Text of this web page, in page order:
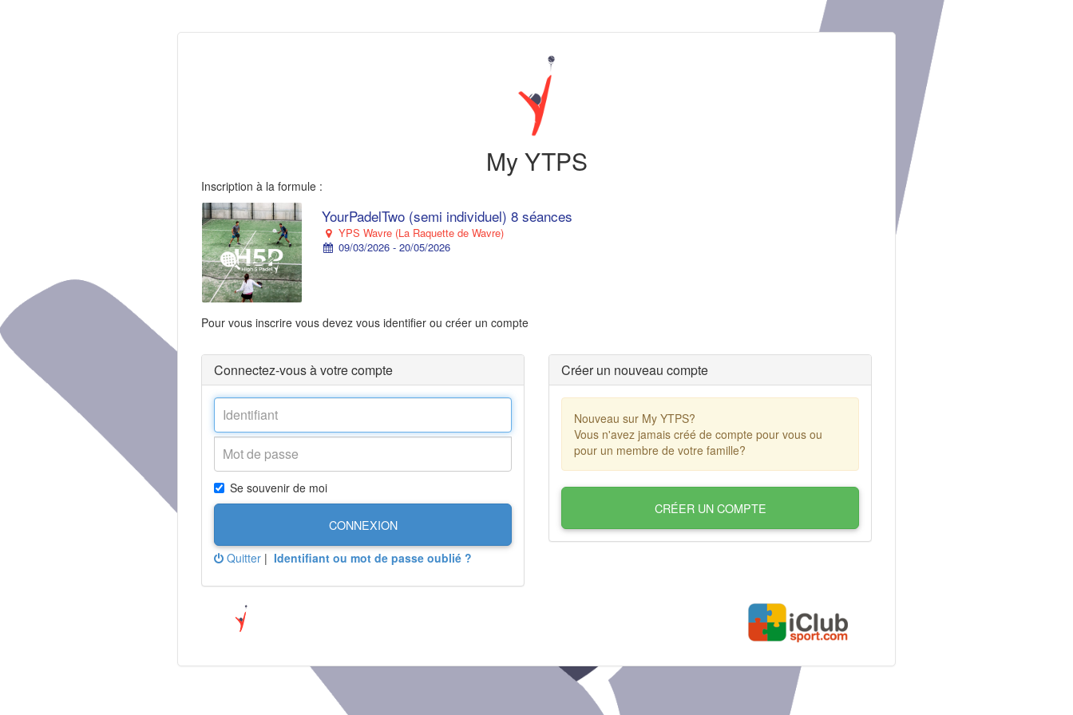
My YTPS
Inscription à la formule :
YourPadelTwo (semi individuel) 8 séances
YPS Wavre (La Raquette de Wavre)
09/03/2026 - 20/05/2026
Pour vous inscrire vous devez vous identifier ou créer un compte
Connectez-vous à votre compte
Se souvenir de moi
CONNEXION
Quitter | Identifiant ou mot de passe oublié ?
Créer un nouveau compte
Nouveau sur My YTPS?
Vous n'avez jamais créé de compte pour vous ou
pour un membre de votre famille?
CRÉER UN COMPTE